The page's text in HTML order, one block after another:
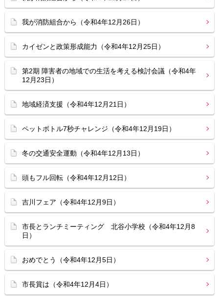
我が消防組合から（令和4年12月26日）
カイゼンと政策形成能力（令和4年12月25日）
第2期 障害者の地域での生活を考える検討会議（令和4年
12月23日）
地域経済支援（令和4年12月21日）
ペットボトル7秒チャレンジ（令和4年12月19日）
冬の交通安全運動（令和4年12月13日）
頭もフル回転（令和4年12月12日）
吉川フェア（令和4年12月9日）
市長とランチミーティング 北谷小学校（令和4年12月8
日）
おめでとう（令和4年12月5日）
市長賞は（令和4年12月4日）